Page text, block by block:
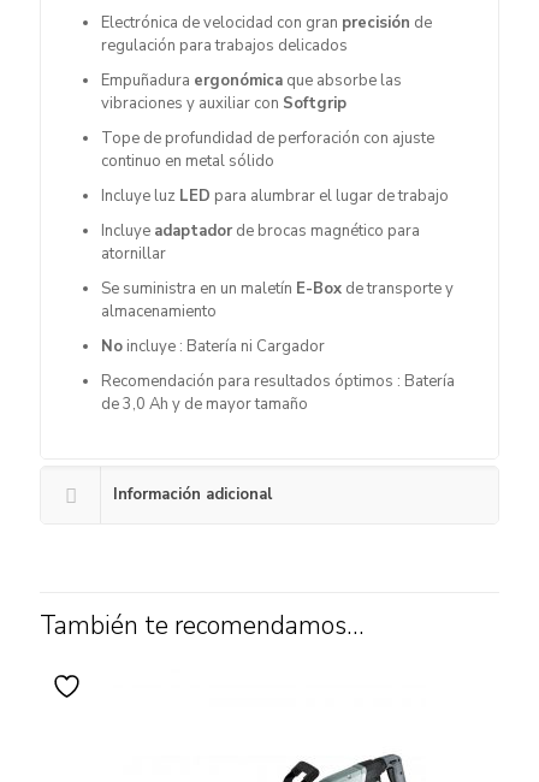
Electrónica de velocidad con gran precisión de
regulación para trabajos delicados
Empuñadura ergonómica que absorbe las
vibraciones y auxiliar con Softgrip
Tope de profundidad de perforación con ajuste
continuo en metal sólido
Incluye luz LED para alumbrar el lugar de trabajo
Incluye adaptadorde brocas magnético para
atornillar
Se suministra en un maletín E-Box de transporte y
almacenamiento
No incluye : Batería ni Cargador
Recomendación para resultados óptimos : Batería
de 3,0 Ah y de mayor tamaño
Información adicional
También te recomendamos…